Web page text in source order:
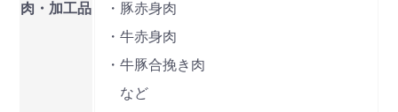
肉・加工品
・豚赤身肉
・牛赤身肉
・牛豚合挽き肉
など